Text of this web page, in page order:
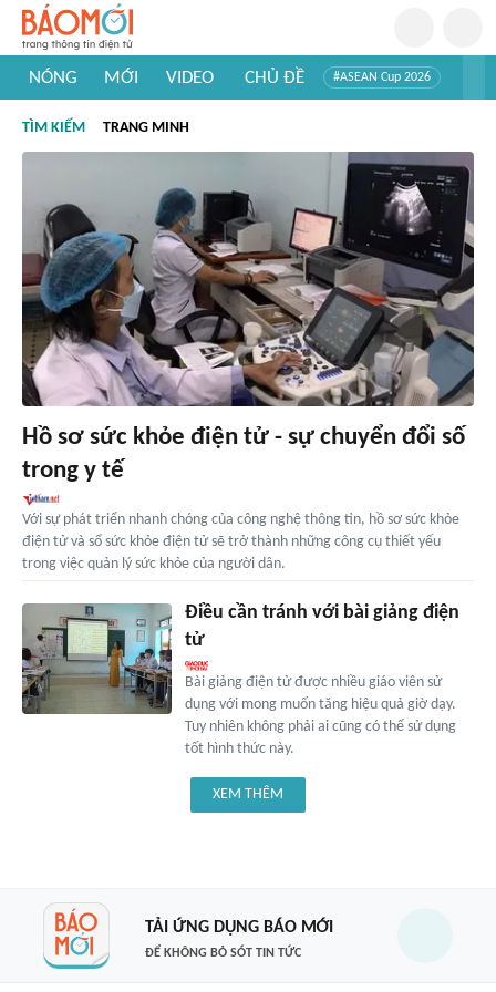
NÓNG MỚI VIDEO CHỦ ĐỀ #ASEAN Cup 2026
#Khám phá thế giới
TÌM KIẾM TRANG MINH
Hồ sơ sức khỏe điện tử - sự chuyển đổi số
trong y tế
Với sự phát triển nhanh chóng của công nghệ thông tin, hồ sơ sức khỏe
điện tử và sổ sức khỏe điện tử sẽ trở thành những công cụ thiết yếu
trong việc quản lý sức khỏe của người dân.
Điều cần tránh với bài giảng điện
tử
Bài giảng điện tử được nhiều giáo viên sử
dụng với mong muốn tăng hiệu quả giờ dạy.
Tuy nhiên không phải ai cũng có thể sử dụng
tốt hình thức này.
XEM THÊM
TẢI ỨNG DỤNG BÁO MỚI
ĐỂ KHÔNG BỎ SÓT TIN TỨC